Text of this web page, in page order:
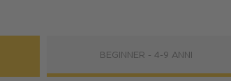
BEGINNER - 4-9 ANNI